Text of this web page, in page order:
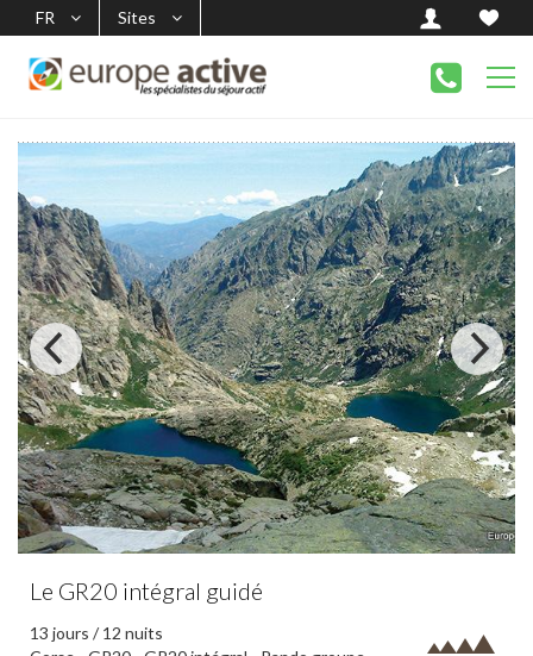
FR Sites
Le GR20 intégral guidé
13 jours / 12 nuits